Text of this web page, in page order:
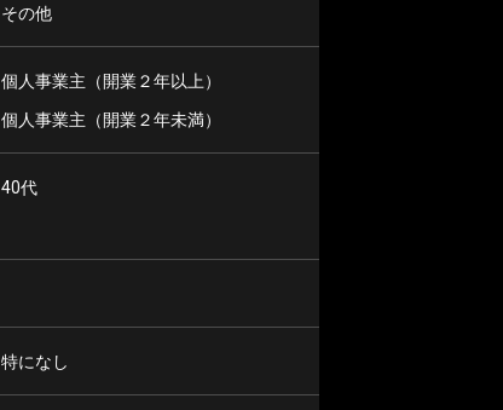
その他
個人事業主（開業２年以上）
個人事業主（開業２年未満）
40代
特になし